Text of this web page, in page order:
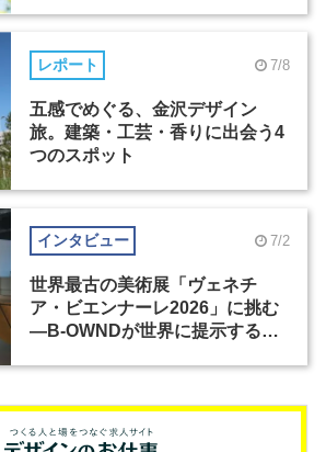
レポート 7/8
五感でめぐる、金沢デザイン
旅。建築・工芸・香りに出会う4
つのスポット
インタビュー 7/2
世界最古の美術展「ヴェネチ
ア・ビエンナーレ2026」に挑む
―B-OWNDが世界に提示する美